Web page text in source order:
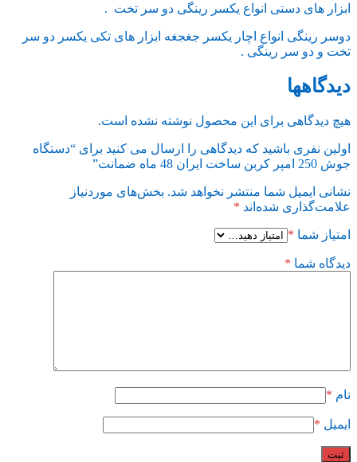
ابزار های دستی انواع یکسر رینگی دو سر تخت .
دوسر رینگی انواع اچار یکسر جغجغه ابزار های تکی یکسر دو سر
تخت و دو سر رینگی .
دیدگاهها
هیچ دیدگاهی برای این محصول نوشته نشده است.
اولین نفری باشید که دیدگاهی را ارسال می کنید برای “دستگاه
جوش 250 امپر کربن ساخت ایران 48 ماه ضمانت”
نشانی ایمیل شما منتشر نخواهد شد. بخش‌های موردنیاز
علامت‌گذاری شده‌اند *
امتیاز شما *
دیدگاه شما *
نام *
ایمیل *